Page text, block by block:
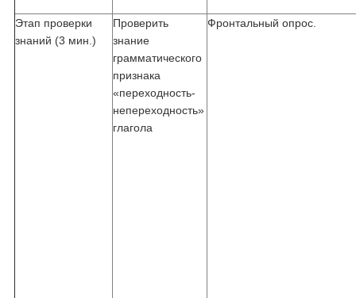
Этап проверки
знаний (3 мин.)
Проверить
знание
грамматического
признака
«переходность-
непереходность»
глагола
Фронтальный опрос.